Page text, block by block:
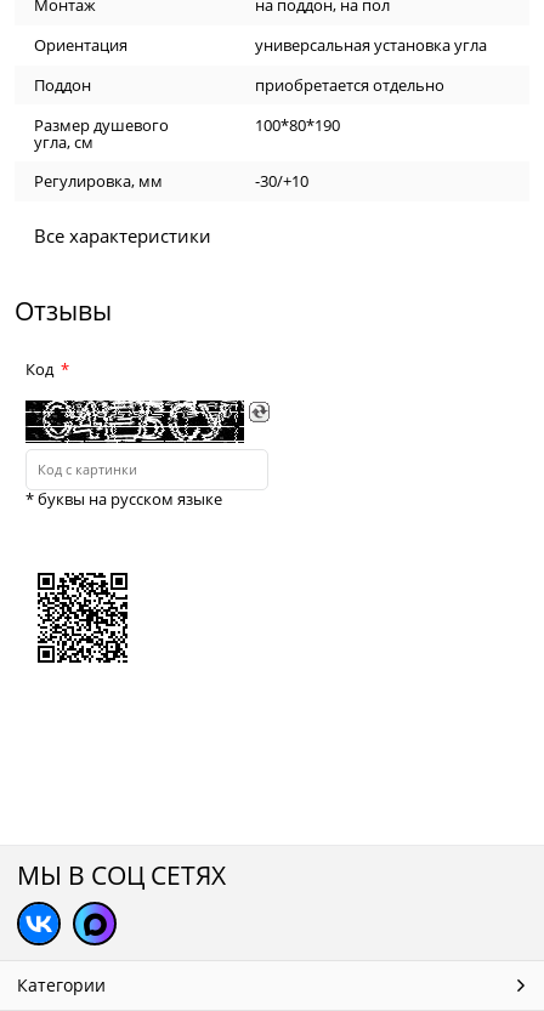
Монтаж
на поддон, на пол
Ориентация
универсальная установка угла
Поддон
приобретается отдельно
Размер душевого
угла, см
100*80*190
Регулировка, мм -30/+10
Все характеристики
Отзывы
Код
* буквы на русском языке
МЫ В СОЦ СЕТЯХ
Категории